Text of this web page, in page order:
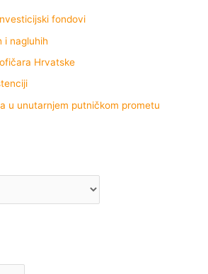
fondovi
i nagluhih
Hrvatske
u unutarnjem putničkom prometu